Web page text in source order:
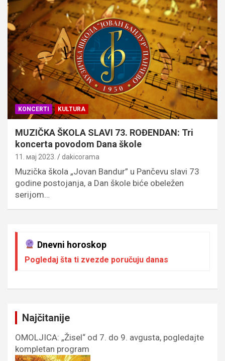
KONCERTI KULTURA
MUZIČKA ŠKOLA SLAVI 73. ROĐENDAN: Tri
koncerta povodom Dana škole
11. мај 2023. dakicorama
Muzička škola „Jovan Bandur” u Pančevu slavi 73
godine postojanja, a Dan škole biće obeležen
serijom…
Dnevni horoskop
Pogledaj šta ti zvezde poručuju danas
Najčitanije
OMOLJICA: „Žisel“ od 7. do 9. avgusta, pogledajte
kompletan program